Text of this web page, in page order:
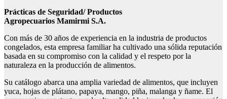
Prácticas de Seguridad/Productos
Agropecuarios MamirmiS.A.
Con más de 30 años de experiencia en la industria de productos
congelados, esta empresa familiar ha cultivado una sólida reputación
basada en su compromiso con la calidad y el respeto por la
naturaleza en la producción de alimentos.
Su catálogo abarca una amplia variedad de alimentos, que incluyen
yuca, hojas de plátano, papaya, mango, piña, malanga y ñame. El